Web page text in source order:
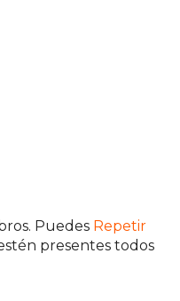
Puedes Repetir
presentes todos